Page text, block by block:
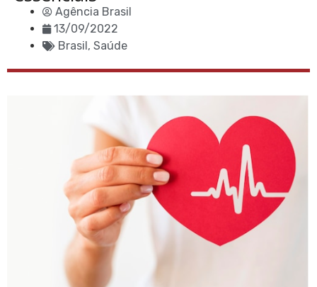
Agência Brasil
13/09/2022
Brasil, Saúde